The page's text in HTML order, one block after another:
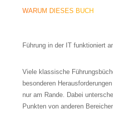
WARUM DIESES BUCH
Führung in der IT funktioniert
Viele klassische
besonderen
nur am Rande. Dabei
Punkten von anderen